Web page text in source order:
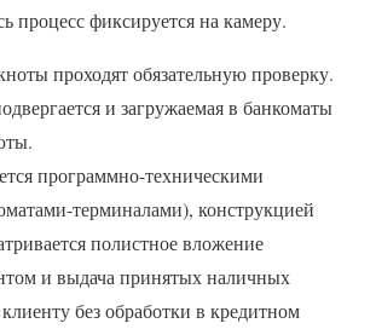
процесс фиксируется на камеру.
проходят обязательную проверку.
и загружаемая в банкоматы
программно-техническими
терминалами), конструкцией
полистное вложение
и выдача принятых наличных
без обработки в кредитном